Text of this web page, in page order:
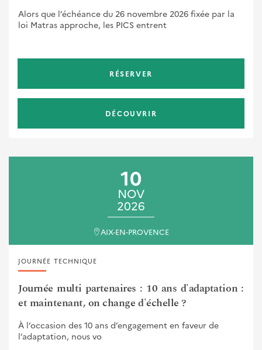
Alors que l’échéance du 26 novembre 2026 fixée par la
loi Matras approche, les PICS entrent
RÉSERVER
DÉCOUVRIR
10
NOV
2026
AIX-EN-PROVENCE
JOURNÉE TECHNIQUE
Journée multi partenaires : 10 ans d'adaptation :
et maintenant, on change d'échelle ?
À l’occasion des 10 ans d’engagement en faveur de
l’adaptation, nous vo